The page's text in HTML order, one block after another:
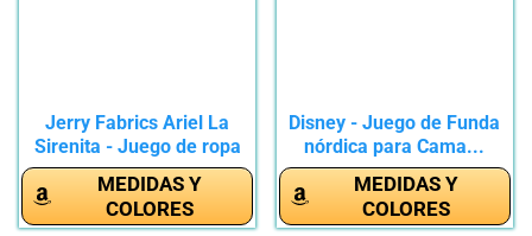
Jerry Fabrics Ariel La
Sirenita - Juego de ropa
de...
MEDIDAS Y
COLORES
Disney - Juego de Funda
nórdica para Cama...
MEDIDAS Y
COLORES